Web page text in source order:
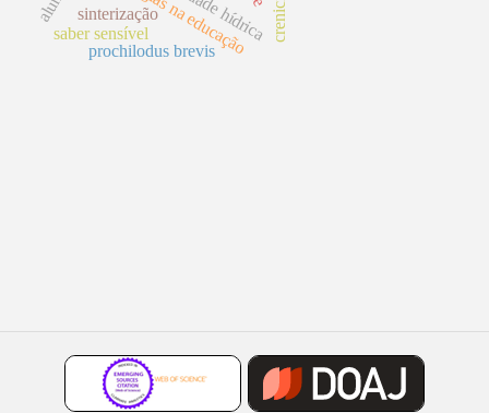
sinterização
prochilodus brevis
saber sensível